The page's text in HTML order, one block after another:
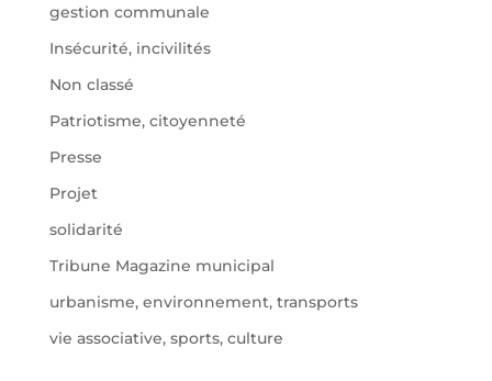
gestion communale
Insécurité, incivilités
Non classé
Patriotisme, citoyenneté
Presse
Projet
solidarité
Tribune Magazine municipal
urbanisme, environnement, transports
vie associative, sports, culture